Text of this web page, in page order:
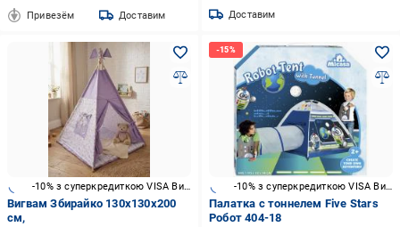
Привезём Доставим Доставим
-10% з суперкредиткою VISA Вигода
Вигвам Збирайко 130х130х200
см,
-10% з суперкредиткою VISA Вигода
Палатка с тоннелем Five Stars
Робот 404-18